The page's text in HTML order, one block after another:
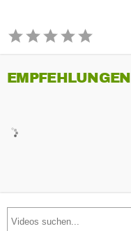
EMPFEHLUNGEN